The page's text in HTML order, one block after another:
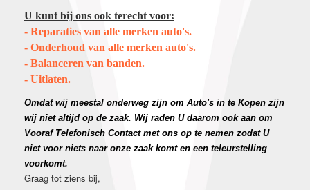
U kunt bij ons ook terecht voor:
- Reparaties van alle merken auto's.
- Onderhoud van alle merken auto's.
- Balanceren van banden.
- Uitlaten.
Omdat wij meestal onderweg zijn om Auto's in te Kopen zijn
wij niet altijd op de zaak. Wij raden U daarom ook aan om
Vooraf Telefonisch Contact met ons op te nemen zodat U
niet voor niets naar onze zaak komt en een teleurstelling
voorkomt.
Graag tot ziens bij,